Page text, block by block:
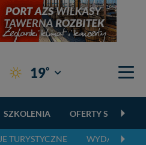
19° Giżycko
SZKOLENIA OFERTY
TURYSTYCZNE WYDARZENIA